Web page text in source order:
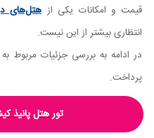
قیمت و امکانات یکی از هتل‌های
انتظاری بیشتر از این نیست.
در ادامه به بررسی جزئیات مربوط به
پرداخت.
تور هتل پانیذ